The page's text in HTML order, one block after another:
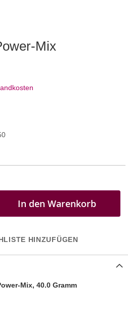
Mix
In den Warenkorb
HINZUFÜGEN
Mix, 40.0 Gramm